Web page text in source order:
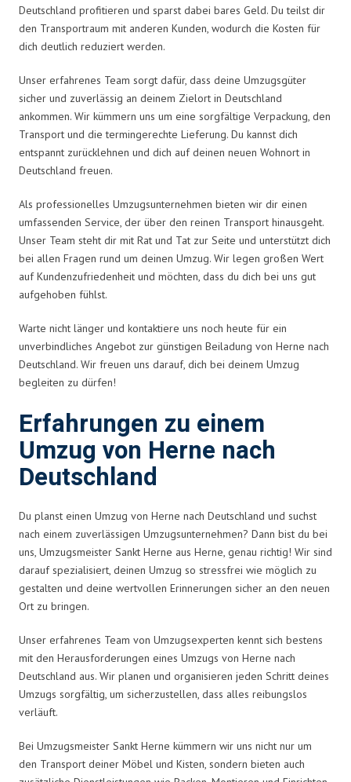
Deutschland profitieren und sparst dabei bares Geld. Du teilst dir
den Transportraum mit anderen Kunden, wodurch die Kosten für
dich deutlich reduziert werden.
Unser erfahrenes Team sorgt dafür, dass deine Umzugsgüter
sicher und zuverlässig an deinem Zielort in Deutschland
ankommen. Wir kümmern uns um eine sorgfältige Verpackung, den
Transport und die termingerechte Lieferung. Du kannst dich
entspannt zurücklehnen und dich auf deinen neuen Wohnort in
Deutschland freuen.
Als professionelles Umzugsunternehmen bieten wir dir einen
umfassenden Service, der über den reinen Transport hinausgeht.
Unser Team steht dir mit Rat und Tat zur Seite und unterstützt dich
bei allen Fragen rund um deinen Umzug. Wir legen großen Wert
auf Kundenzufriedenheit und möchten, dass du dich bei uns gut
aufgehoben fühlst.
Warte nicht länger und kontaktiere uns noch heute für ein
unverbindliches Angebot zur günstigen Beiladung von Herne nach
Deutschland. Wir freuen uns darauf, dich bei deinem Umzug
begleiten zu dürfen!
Erfahrungen zu einem
Umzug von Herne nach
Deutschland
Du planst einen Umzug von Herne nach Deutschland und suchst
nach einem zuverlässigen Umzugsunternehmen? Dann bist du bei
uns, Umzugsmeister Sankt Herne aus Herne, genau richtig! Wir sind
darauf spezialisiert, deinen Umzug so stressfrei wie möglich zu
gestalten und deine wertvollen Erinnerungen sicher an den neuen
Ort zu bringen.
Unser erfahrenes Team von Umzugsexperten kennt sich bestens
mit den Herausforderungen eines Umzugs von Herne nach
Deutschland aus. Wir planen und organisieren jeden Schritt deines
Umzugs sorgfältig, um sicherzustellen, dass alles reibungslos
verläuft.
Bei Umzugsmeister Sankt Herne kümmern wir uns nicht nur um
den Transport deiner Möbel und Kisten, sondern bieten auch